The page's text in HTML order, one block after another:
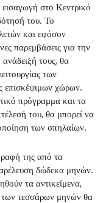
εισαγωγή στο Κεντρικό
του. Το
και εφόσον
παρεμβάσεις για την
τους, θα
των
χώρων.
πρόγραμμα και τα
του, θα μπορεί να
των σπηλαίων.
της από τα
δώδεκα μηνών.
τα αντικείμενα,
των τεσσάρων μηνών θα